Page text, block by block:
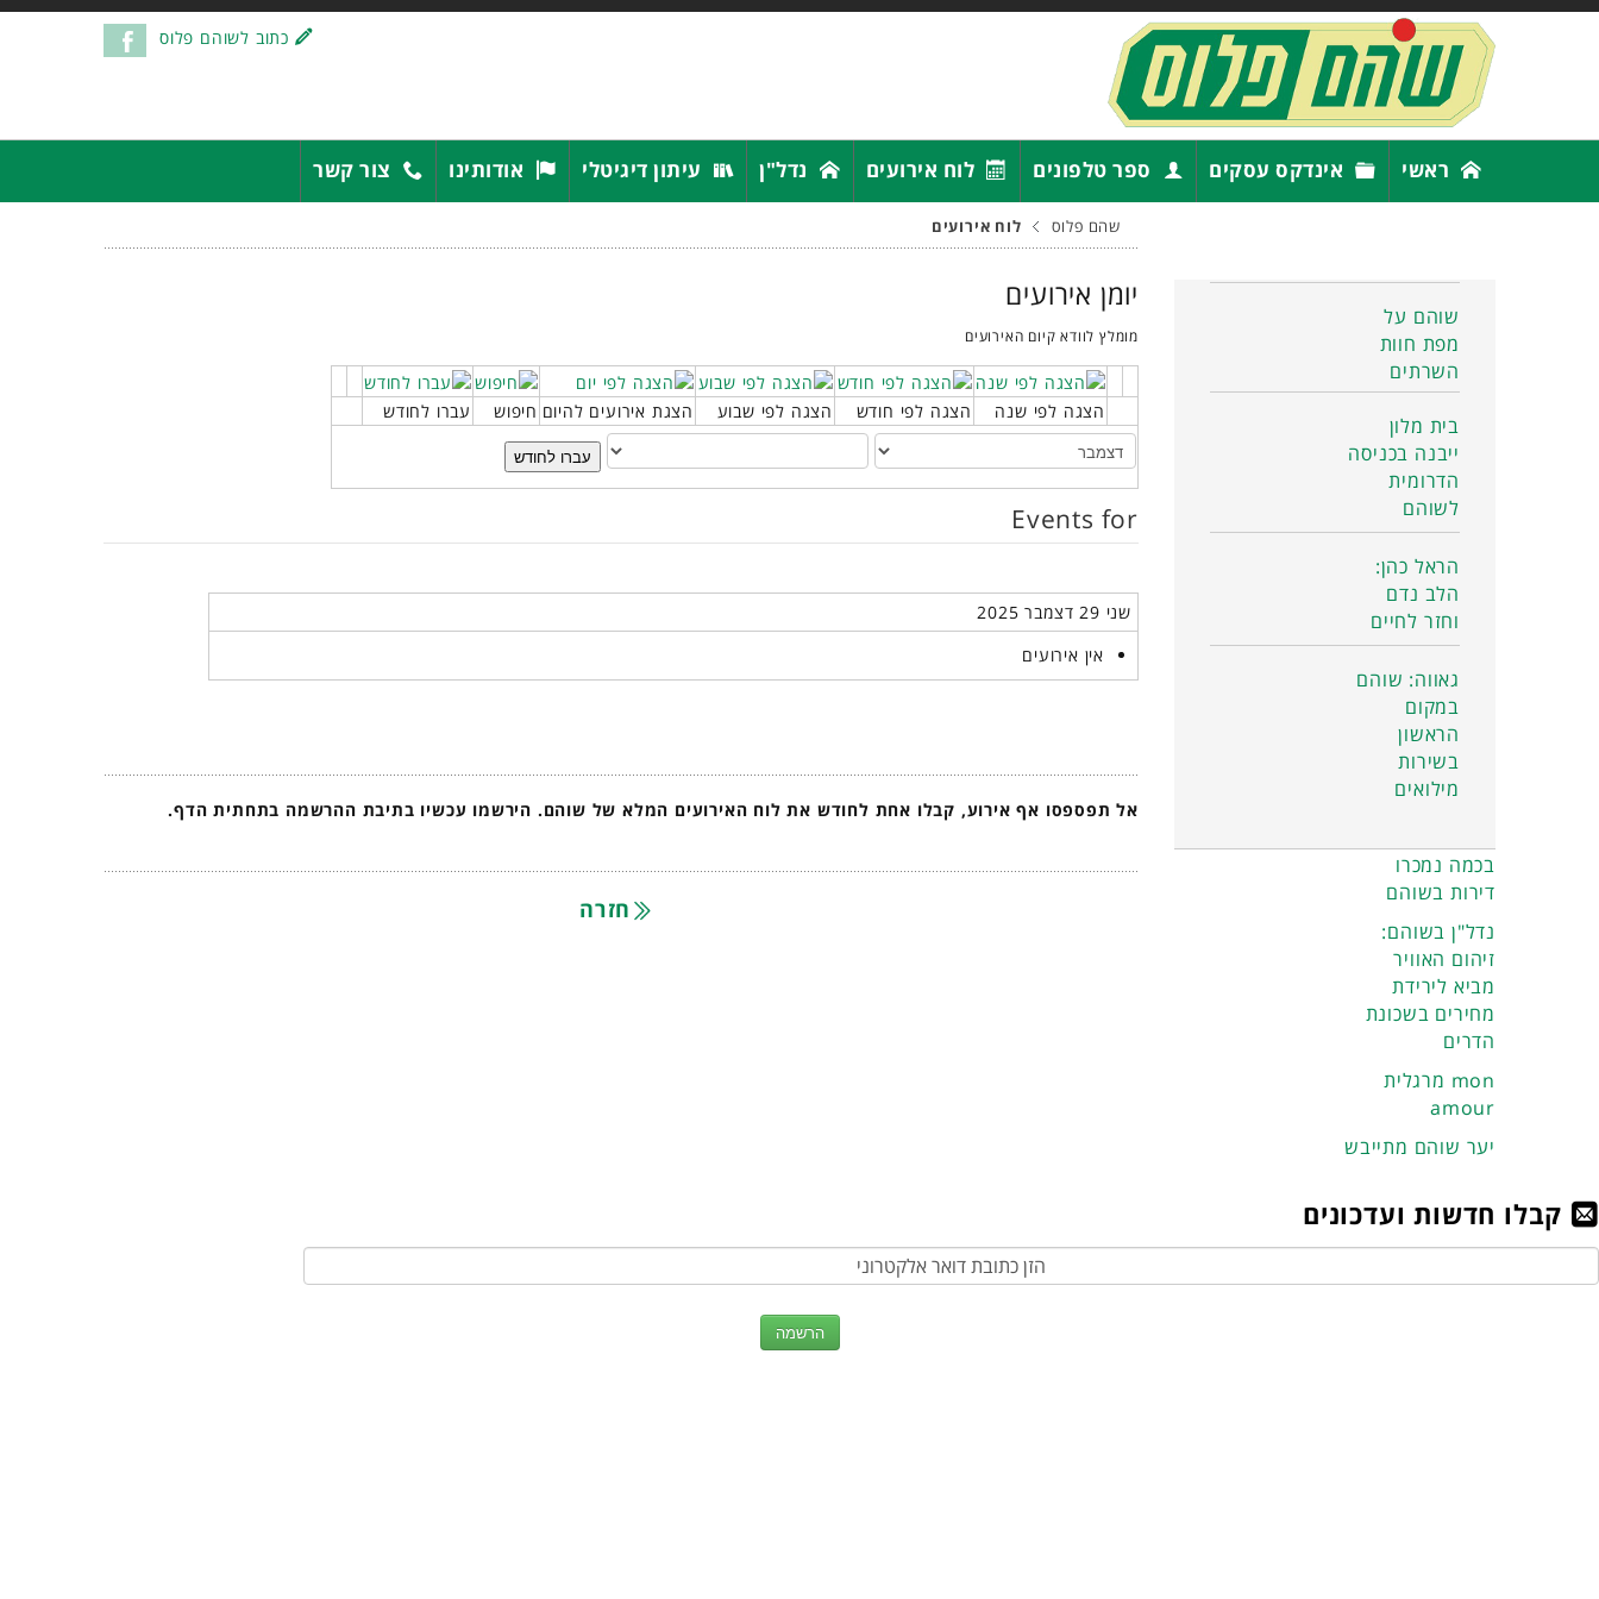
כתוב לשוהם פלוס
ראשי אינדקס עסקים ספר טלפונים לוח אירועים נדל"ן עיתון דיגיטלי אודותינו צור קשר
שהם פלוס לוח אירועים
יומן אירועים
מומלץ לוודא קיום האירועים
הצגה לפי שנה הצגה לפי חודש הצגה לפי שבוע הצגת אירועים להיום חיפוש
עברו לחודש
עברו לחודש
Events for
שני 29 דצמבר 2025
אין אירועים
אל תפספסו אף אירוע, קבלו אחת לחודש את לוח האירועים המלא של שוהם. הירשמו עכשיו בתיבת ההרשמה בתחתית הדף.
חזרה
שוהם על
מפת חוות
השרתים
בית מלון
ייבנה בכניסה
הדרומית
לשוהם
הראל כהן:
הלב נדם
וחזר לחיים
גאווה: שוהם
במקום
הראשון
בשירות
מילואים
בכמה נמכרו
דירות בשוהם
נדל"ן בשוהם:
זיהום האוויר
מביא לירידת
מחירים בשכונת
הדרים
מרגלית mon
amour
יער שוהם מתייבש
קבלו חדשות ועדכונים